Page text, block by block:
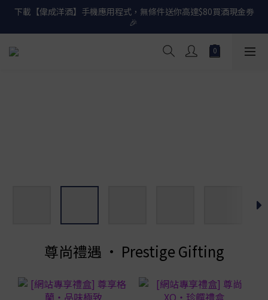
網店購滿 $500 即享免費送貨服務📦
下載【偉成洋酒】手機應用程式，無條件送你高達$80買酒現金劵
🎉
網店購滿 $500 即享免費送貨服務📦
尊尚禮遇 • Prestige Gifting